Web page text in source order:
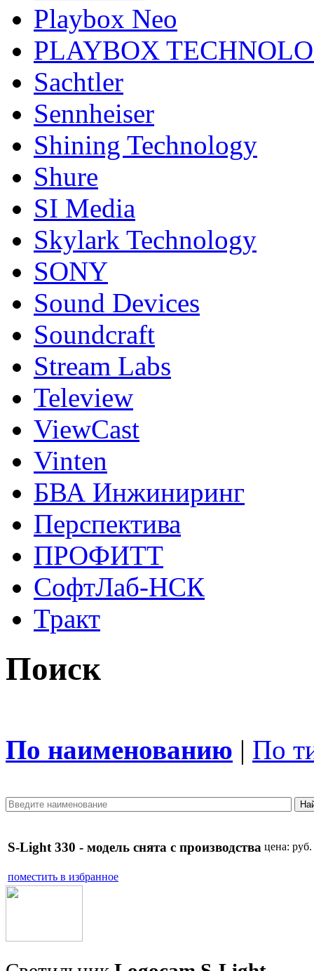
Playbox Neo
PLAYBOX
Sachtler
Sennheiser
Shining Technology
Shure
SI Media
Skylark Technology
SONY
Sound Devices
Soundcraft
Stream Labs
Teleview
ViewCast
Vinten
БВА Инжиниринг
Перспектива
ПРОФИТТ
СофтЛаб-НСК
Тракт
Поиск
По наименованию | По
S-Light 330 - модель снята с производства цена: руб.
поместить в избранное